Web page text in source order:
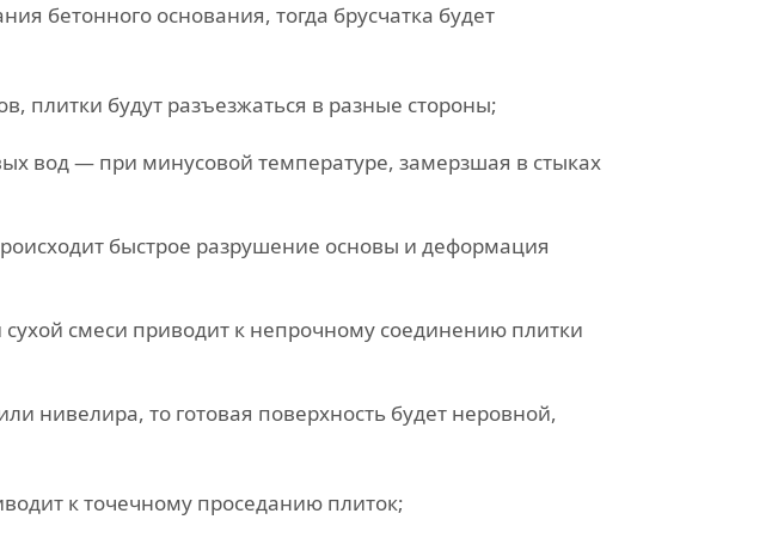
бетонного основания, тогда брусчатка будет
плитки будут разъезжаться в разные стороны;
вод — при минусовой температуре, замерзшая в стыках
быстрое разрушение основы и деформация
смеси приводит к непрочному соединению плитки
нивелира, то готовая поверхность будет неровной,
к точечному проседанию плиток;